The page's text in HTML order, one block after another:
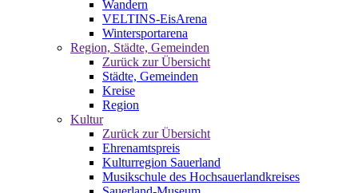
Wandern
VELTINS-EisArena
Wintersportarena
Region, Städte, Gemeinden
Zurück zur Übersicht
Städte, Gemeinden
Kreise
Region
Kultur
Zurück zur Übersicht
Ehrenamtspreis
Kulturregion Sauerland
Musikschule des Hochsauerlandkreises